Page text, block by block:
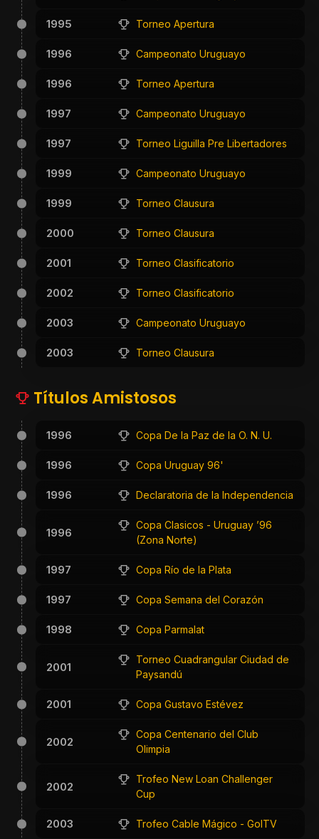
1995 Torneo Apertura
1996 Campeonato Uruguayo
1996 Torneo Apertura
1997 Campeonato Uruguayo
1997 Torneo Liguilla Pre Libertadores
1999 Campeonato Uruguayo
1999 Torneo Clausura
2000 Torneo Clausura
2001 Torneo Clasificatorio
2002 Torneo Clasificatorio
2003 Campeonato Uruguayo
2003 Torneo Clausura
Títulos Amistosos
1996 Copa De la Paz de la O. N. U.
1996 Copa Uruguay 96'
1996 Declaratoria de la Independencia
1996
Copa Clasicos - Uruguay ’96
(Zona Norte)
1997 Copa Río de la Plata
1997 Copa Semana del Corazón
1998 Copa Parmalat
2001
Torneo Cuadrangular Ciudad de
Paysandú
2001 Copa Gustavo Estévez
2002
Copa Centenario del Club
Olimpia
2002
Trofeo New Loan Challenger
Cup
2003 Trofeo Cable Mágico - GolTV